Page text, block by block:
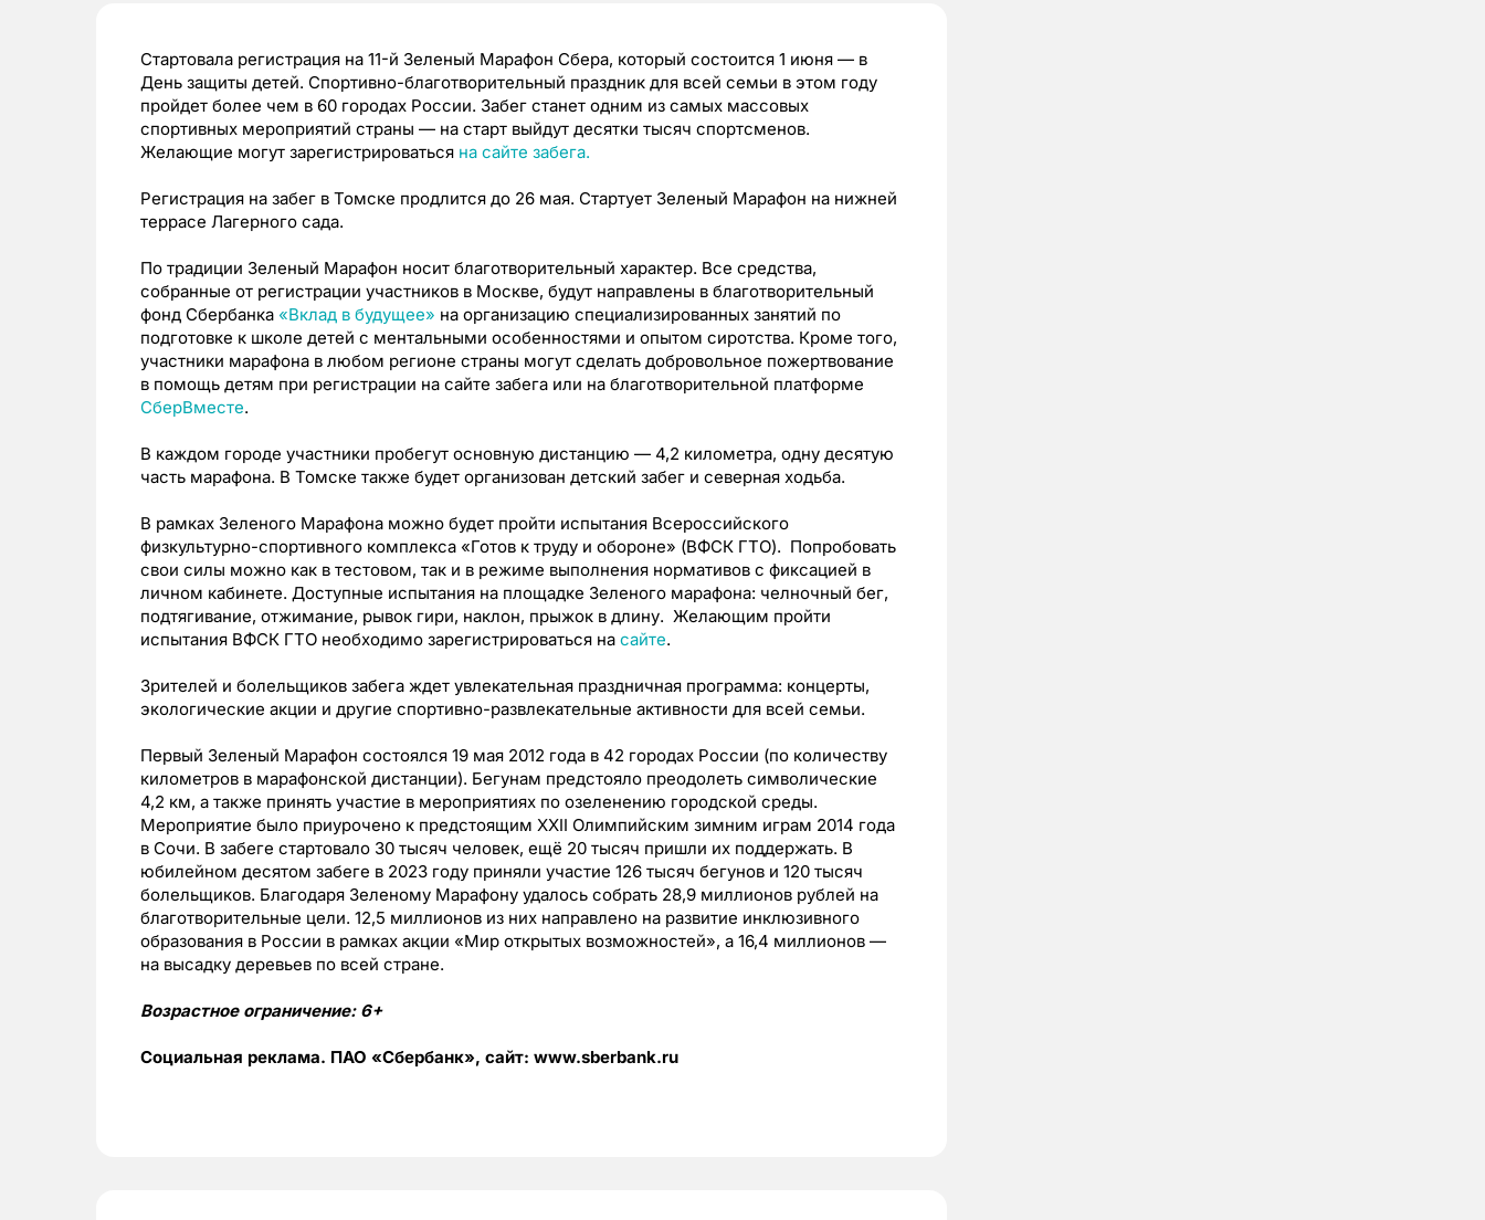
Стартовала регистрация на 11-й Зеленый Марафон Сбера, который состоится 1 июня — в
День защиты детей. Спортивно-благотворительный праздник для всей семьи в этом году
пройдет более чем в 60 городах России. Забег станет одним из самых массовых
спортивных мероприятий страны — на старт выйдут десятки тысяч спортсменов.
Желающие могут зарегистрироваться на сайте забега.
Регистрация на забег в Томске продлится до 26 мая. Стартует Зеленый Марафон на нижней
террасе Лагерного сада.
По традиции Зеленый Марафон носит благотворительный характер. Все средства,
собранные от регистрации участников в Москве, будут направлены в благотворительный
фонд Сбербанка «Вклад в будущее» на организацию специализированных занятий по
подготовке к школе детей с ментальными особенностями и опытом сиротства. Кроме того,
участники марафона в любом регионе страны могут сделать добровольное пожертвование
в помощь детям при регистрации на сайте забега или на благотворительной платформе
СберВместе.
В каждом городе участники пробегут основную дистанцию — 4,2 километра, одну десятую
часть марафона. В Томске также будет организован детский забег и северная ходьба.
В рамках Зеленого Марафона можно будет пройти испытания Всероссийского
физкультурно-спортивного комплекса «Готов к труду и обороне» (ВФСК ГТО). Попробовать
свои силы можно как в тестовом, так и в режиме выполнения нормативов с фиксацией в
личном кабинете. Доступные испытания на площадке Зеленого марафона: челночный бег,
подтягивание, отжимание, рывок гири, наклон, прыжок в длину. Желающим пройти
испытания ВФСК ГТО необходимо зарегистрироваться на сайте.
Зрителей и болельщиков забега ждет увлекательная праздничная программа: концерты,
экологические акции и другие спортивно-развлекательные активности для всей семьи.
Первый Зеленый Марафон состоялся 19 мая 2012 года в 42 городах России (по количеству
километров в марафонской дистанции). Бегунам предстояло преодолеть символические
4,2 км, а также принять участие в мероприятиях по озеленению городской среды.
Мероприятие было приурочено к предстоящим XXII Олимпийским зимним играм 2014 года
в Сочи. В забеге стартовало 30 тысяч человек, ещё 20 тысяч пришли их поддержать. В
юбилейном десятом забеге в 2023 году приняли участие 126 тысяч бегунов и 120 тысяч
болельщиков. Благодаря Зеленому Марафону удалось собрать 28,9 миллионов рублей на
благотворительные цели. 12,5 миллионов из них направлено на развитие инклюзивного
образования в России в рамках акции «Мир открытых возможностей», а 16,4 миллионов —
на высадку деревьев по всей стране.
Возрастное ограничение: 6+
Социальная реклама. ПАО «Сбербанк», сайт: www.sberbank.ru